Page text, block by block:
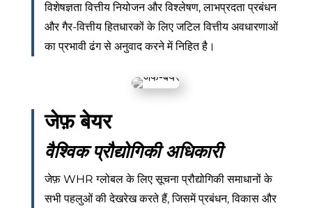
विशेषज्ञता वित्तीय नियोजन और विश्लेषण, लाभप्रदता प्रबंधन
और गैर-वित्तीय हितधारकों के लिए जटिल वित्तीय अवधारणाओं
का प्रभावी ढंग से अनुवाद करने में निहित है।
जेफ़ बेयर
वैश्विक प्रौद्योगिकी अधिकारी
जेफ़ WHR ग्लोबल के लिए सूचना प्रौद्योगिकी समाधानों के
सभी पहलुओं की देखरेख करते हैं, जिसमें प्रबंधन, विकास और